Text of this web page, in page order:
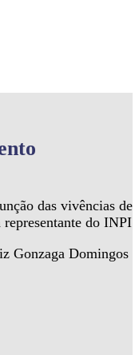
das vivências de
do INPI
Gonzaga Domingos